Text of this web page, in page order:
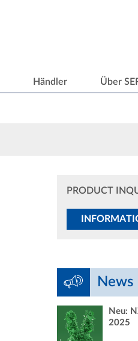
Händler Über
PRODUCT
News
Neu:
2025